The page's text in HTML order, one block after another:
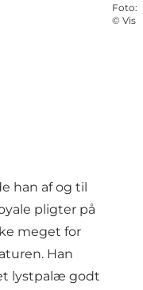
Foto:
©
han af og til
pligter på
meget for
Han
lystpalæ godt